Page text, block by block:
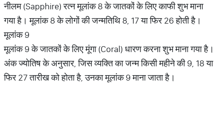
नीलम (Sapphire) रत्न मूलांक 8 के जातकों के लिए काफी शुभ माना
गया है। मूलांक 8 के लोगों की जन्मतिथि 8, 17 या फिर 26 होती है।
मूलांक 9
मूलांक 9 के जातकों के लिए मूंगा (Coral) धारण करना शुभ माना गया है।
अंक ज्योतिष के अनुसार, जिस व्यक्ति का जन्म किसी महीने की 9, 18 या
फिर 27 तारीख को होता है, उनका मूलांक 9 माना जाता है।